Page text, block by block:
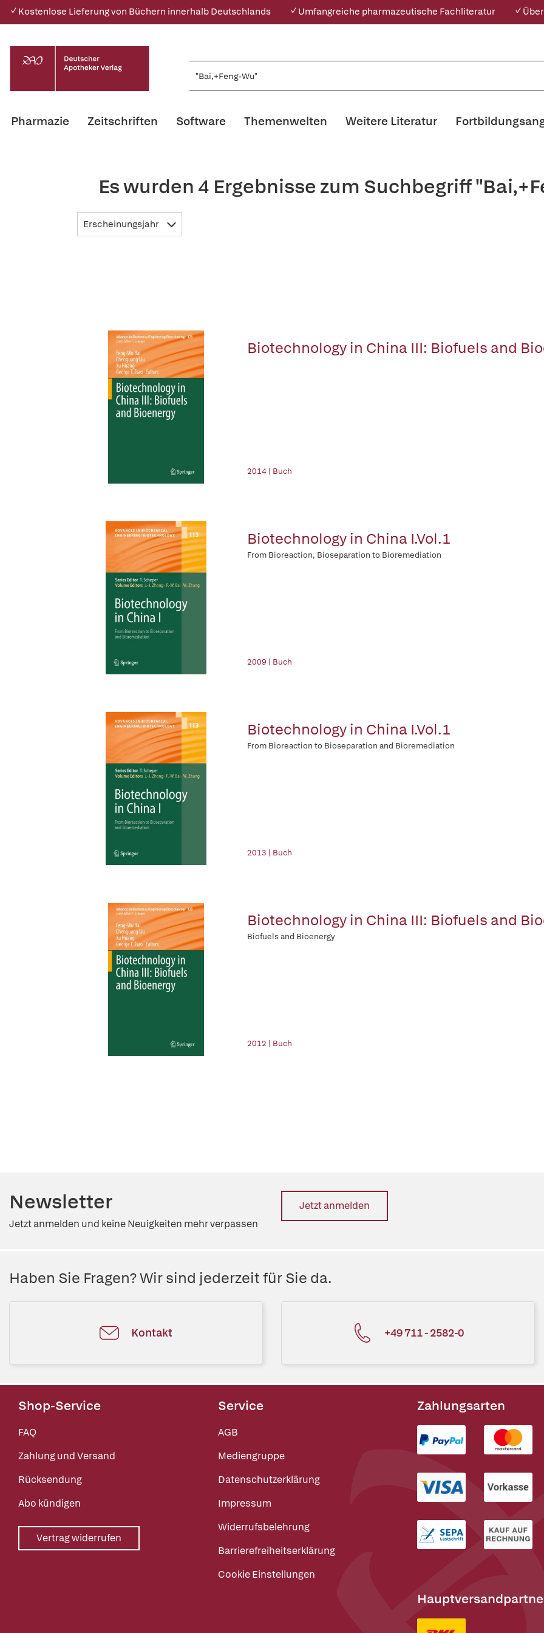
✓ Kostenlose Lieferung von Büchern innerhalb Deutschlands ✓ Umfangreiche pharmazeutische Fachliteratur ✓
Pharmazie Zeitschriften Software Themenwelten Weitere Literatur
Es wurden 4 Ergebnisse zum Suchbegriff
Erscheinungsjahr
Biotechnology in China III: Biofuels and
2014 | Buch
Biotechnology in China I.Vol.1
From Bioreaction, Bioseparation to Bioremediation
2009 | Buch
Biotechnology in China I.Vol.1
From Bioreaction to Bioseparation and Bioremediation
2013 | Buch
Biotechnology in China III: Biofuels and
Biofuels and Bioenergy
2012 | Buch
Newsletter
Jetzt anmelden und keine Neuigkeiten mehr verpassen
Jetzt anmelden
Haben Sie Fragen? Wir sind jederzeit für Sie da.
Kontakt +49 711 - 2582-0
Shop-Service
FAQ
Zahlung und Versand
Rücksendung
Abo kündigen
Vertrag widerrufen
Service
AGB
Mediengruppe
Datenschutzerklärung
Impressum
Widerrufsbelehrung
Barrierefreiheitserklärung
Cookie Einstellungen
Zahlungsarten